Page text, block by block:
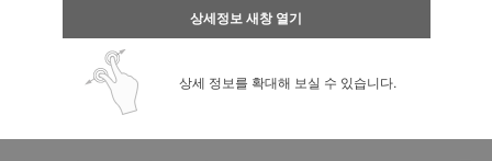
상세정보 새창 열기
상세 정보를 확대해 보실 수 있습니다.